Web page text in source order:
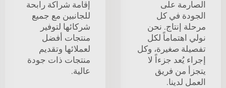
الصارمة على
الجودة في كل
مرحلة إنتاج. نحن
نولي اهتماماً لكل
تفصيلة صغيرة، وكل
إجراء يُعد جزءاً لا
يتجزأ من فريق
العمل لدينا.
إقامة شراكة رابحة
للجانبين مع جميع
شركائها لتوفير
منتجات أفضل
لعملائها وتقديم
منتجات ذات جودة
عالية.